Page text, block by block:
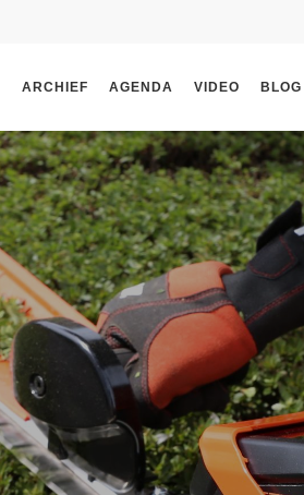
ARCHIEF AGENDA VIDEO BLOG